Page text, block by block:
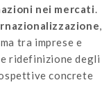
nei mercati.
,
tra imprese e
ridefinizione degli
concrete